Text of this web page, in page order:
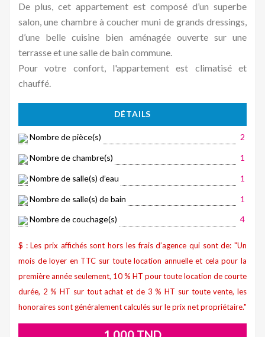
De plus, cet appartement est composé d’un superbe
salon, une chambre à coucher muni de grands dressings,
d’une belle cuisine bien aménagée ouverte sur une
terrasse et une salle de bain commune.
Pour votre confort, l'appartement est climatisé et
chauffé.
DÉTAILS
Nombre de pièce(s) 2
Nombre de chambre(s) 1
Nombre de salle(s) d’eau 1
Nombre de salle(s) de bain 1
Nombre de couchage(s) 4
$ : Les prix affichés sont hors les frais d’agence qui sont de: "Un
mois de loyer en TTC sur toute location annuelle et cela pour la
première année seulement, 10 % HT pour toute location de courte
durée, 2 % HT sur tout achat et de 3 % HT sur toute vente, les
honoraires sont généralement calculés sur le prix net propriétaire."